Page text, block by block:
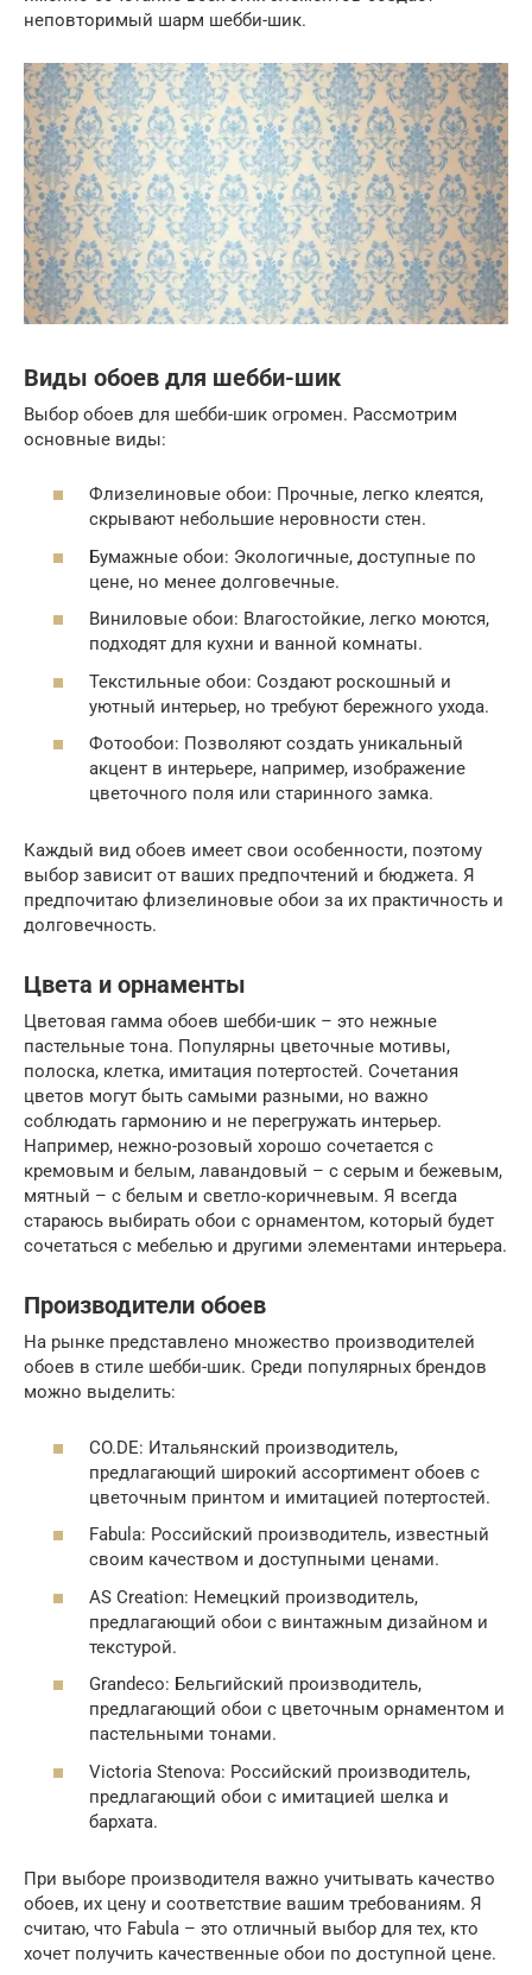
неповторимый шарм шебби-шик.
Виды обоев для шебби-шик
Выбор обоев для шебби-шик огромен. Рассмотрим
основные виды:
Флизелиновые обои: Прочные, легко клеятся,
скрывают небольшие неровности стен.
Бумажные обои: Экологичные, доступные по
цене, но менее долговечные.
Виниловые обои: Влагостойкие, легко моются,
подходят для кухни и ванной комнаты.
Текстильные обои: Создают роскошный и
уютный интерьер, но требуют бережного ухода.
Фотообои: Позволяют создать уникальный
акцент в интерьере, например, изображение
цветочного поля или старинного замка.
Каждый вид обоев имеет свои особенности, поэтому
выбор зависит от ваших предпочтений и бюджета. Я
предпочитаю флизелиновые обои за их практичность и
долговечность.
Цвета и орнаменты
Цветовая гамма обоев шебби-шик – это нежные
пастельные тона. Популярны цветочные мотивы,
полоска, клетка, имитация потертостей. Сочетания
цветов могут быть самыми разными, но важно
соблюдать гармонию и не перегружать интерьер.
Например, нежно-розовый хорошо сочетается с
кремовым и белым, лавандовый – с серым и бежевым,
мятный – с белым и светло-коричневым. Я всегда
стараюсь выбирать обои с орнаментом, который будет
сочетаться с мебелью и другими элементами интерьера.
Производители обоев
На рынке представлено множество производителей
обоев в стиле шебби-шик. Среди популярных брендов
можно выделить:
CO.DE: Итальянский производитель,
предлагающий широкий ассортимент обоев с
цветочным принтом и имитацией потертостей.
Fabula: Российский производитель, известный
своим качеством и доступными ценами.
AS Creation: Немецкий производитель,
предлагающий обои с винтажным дизайном и
текстурой.
Grandeco: Бельгийский производитель,
предлагающий обои с цветочным орнаментом и
пастельными тонами.
Victoria Stenova: Российский производитель,
предлагающий обои с имитацией шелка и
бархата.
При выборе производителя важно учитывать качество
обоев, их цену и соответствие вашим требованиям. Я
считаю, что Fabula – это отличный выбор для тех, кто
хочет получить качественные обои по доступной цене.